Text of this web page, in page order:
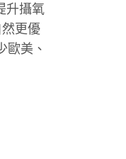
升攝氧
更優
歐美、